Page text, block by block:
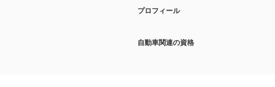
プロフィール
自動車関連の資格